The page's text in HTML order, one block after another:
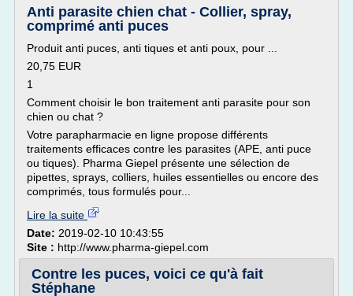
Anti parasite chien chat - Collier, spray,
comprimé anti puces
Produit anti puces, anti tiques et anti poux, pour ...
20,75 EUR
1
Comment choisir le bon traitement anti parasite pour son
chien ou chat ?
Votre parapharmacie en ligne propose différents
traitements efficaces contre les parasites (APE, anti puce
ou tiques). Pharma Giepel présente une sélection de
pipettes, sprays, colliers, huiles essentielles ou encore des
comprimés, tous formulés pour...
Lire la suite
Date: 2019-02-10 10:43:55
Site : http://www.pharma-giepel.com
Contre les puces, voici ce qu'à fait
Stéphane